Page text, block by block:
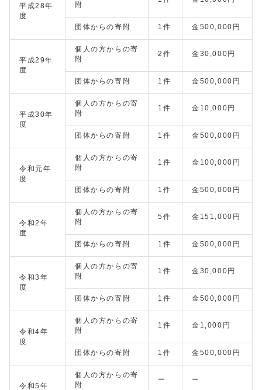
平成28年
度
附
団体からの寄附 1件 金500,000円
平成29年
度
個人の方からの寄
附
2件 金30,000円
団体からの寄附 1件 金500,000円
平成30年
度
個人の方からの寄
附
1件 金10,000円
団体からの寄附 1件 金500,000円
令和元年
度
個人の方からの寄
附
1件 金100,000円
団体からの寄附 1件 金500,000円
令和2年
度
個人の方からの寄
附
5件 金151,000円
団体からの寄附 1件 金500,000円
令和3年
度
個人の方からの寄
附
1件 金30,000円
団体からの寄附 1件 金500,000円
令和4年
度
個人の方からの寄
附
1件 金1,000円
団体からの寄附 1件 金500,000円
令和5年
個人の方からの寄
附
ー ー